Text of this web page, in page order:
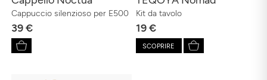
Cappuccio silenzioso per E500
39 €
Kit da tavolo
19 €
SCOPRIRE